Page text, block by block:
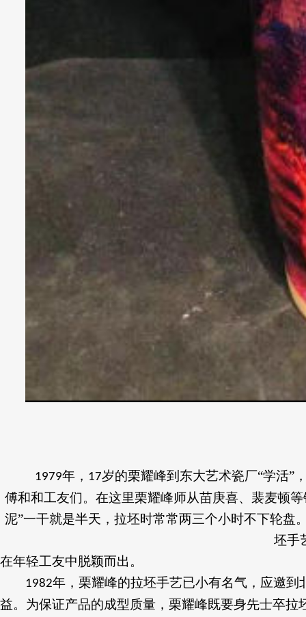
1979年， 17岁的栗耀峰到东大艺术瓷厂“学活”
傅和和工友们。在这里栗耀峰师从苗庚喜、裴麦顿
泥”一干就是半天，拉坯时常常两三个小时不下轮
坯手
在年轻工友中脱颖而出。
1982年，栗耀峰的拉坯手艺已小有名气，应邀
益。为保证产品的成型质量，栗耀峰既要身先士卒